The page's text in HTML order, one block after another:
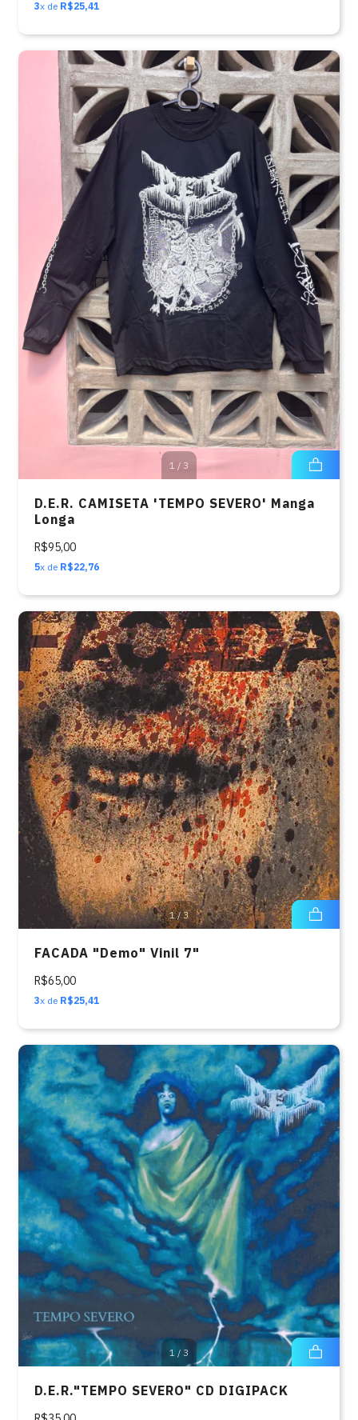
3x de R$25,41
1 / 3
D.E.R. CAMISETA 'TEMPO SEVERO' Manga
Longa
R$95,00
5x de R$22,76
1/3
FACADA "Demo" Vinil 7"
R$65,00
3x de R$25,41
1 / 3
D.E.R."TEMPO SEVERO" CD DIGIPACK